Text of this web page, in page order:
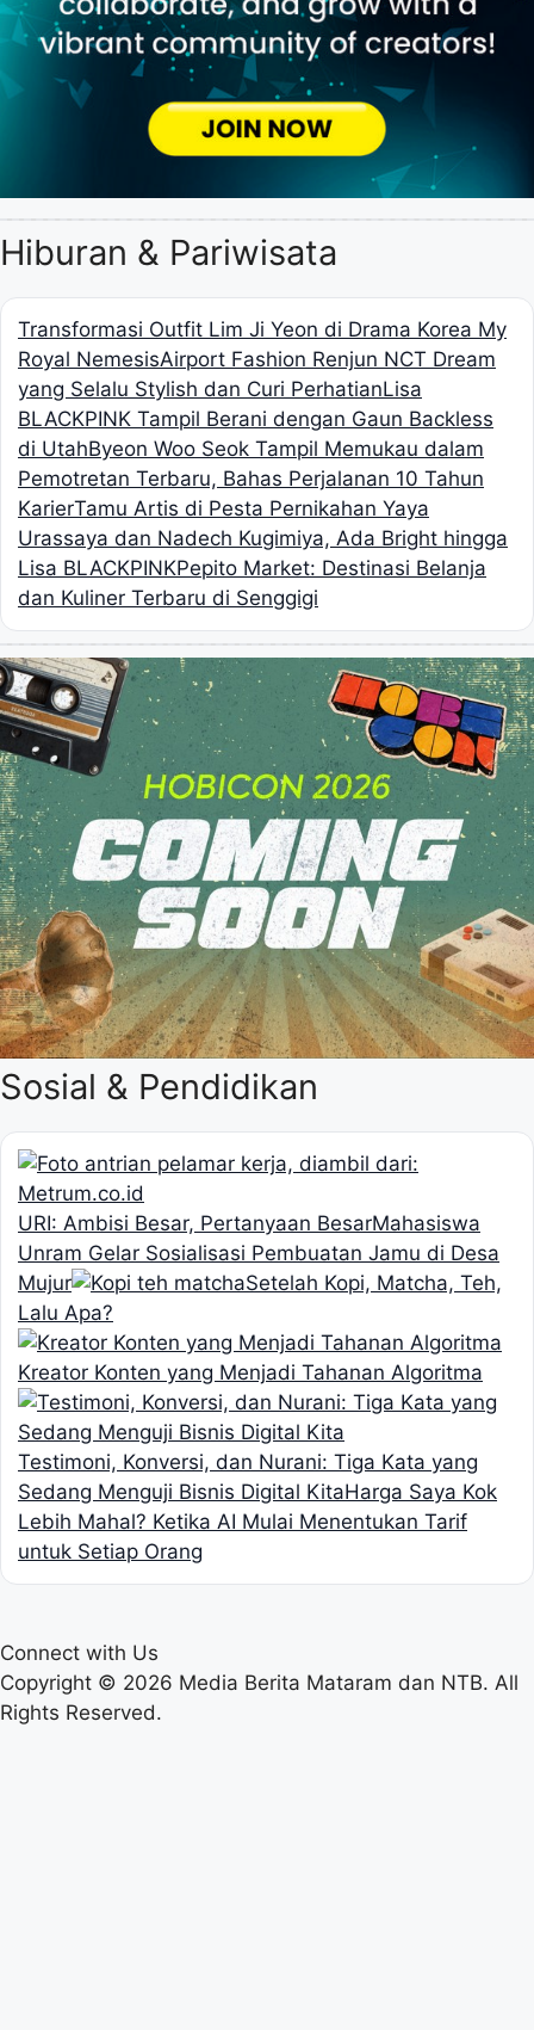
Hiburan & Pariwisata
Transformasi Outfit Lim Ji Yeon di Drama Korea My
Royal NemesisAirport Fashion Renjun NCT Dream
yang Selalu Stylish dan Curi PerhatianLisa
BLACKPINK Tampil Berani dengan Gaun Backless
di UtahByeon Woo Seok Tampil Memukau dalam
Pemotretan Terbaru, Bahas Perjalanan 10 Tahun
KarierTamu Artis di Pesta Pernikahan Yaya
Urassaya dan Nadech Kugimiya, Ada Bright hingga
Lisa BLACKPINKPepito Market: Destinasi Belanja
dan Kuliner Terbaru di Senggigi
Sosial & Pendidikan
URI: Ambisi Besar, Pertanyaan BesarMahasiswa
Unram Gelar Sosialisasi Pembuatan Jamu di Desa
Mujur
Setelah Kopi, Matcha, Teh,
Lalu Apa?
Kreator Konten yang Menjadi Tahanan Algoritma
Testimoni, Konversi, dan Nurani: Tiga Kata yang
Sedang Menguji Bisnis Digital KitaHarga Saya Kok
Lebih Mahal? Ketika AI Mulai Menentukan Tarif
untuk Setiap Orang
Connect with Us
Copyright © 2026 Media Berita Mataram dan NTB. All
Rights Reserved.